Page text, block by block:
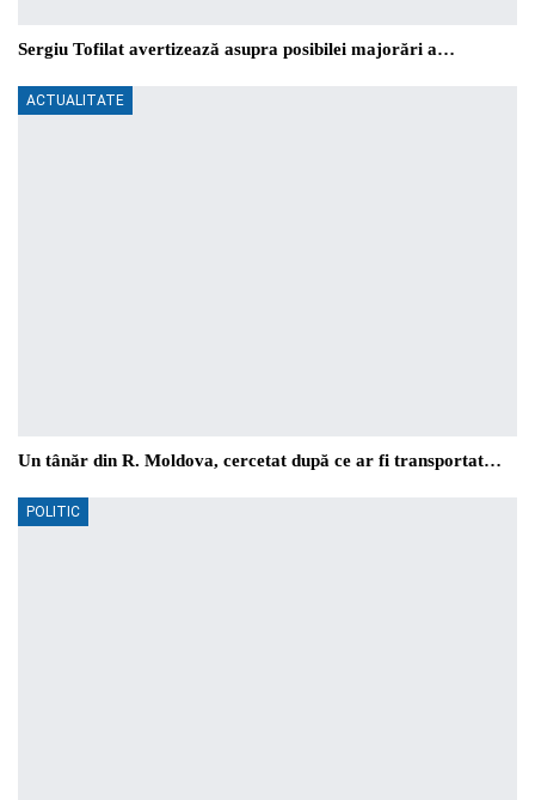
Sergiu Tofilat avertizează asupra posibilei majorări a…
ACTUALITATE
Un tânăr din R. Moldova, cercetat după ce ar fi transportat…
POLITIC